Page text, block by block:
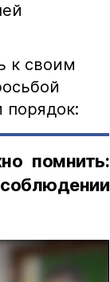
к своим
порядок:
помнить: